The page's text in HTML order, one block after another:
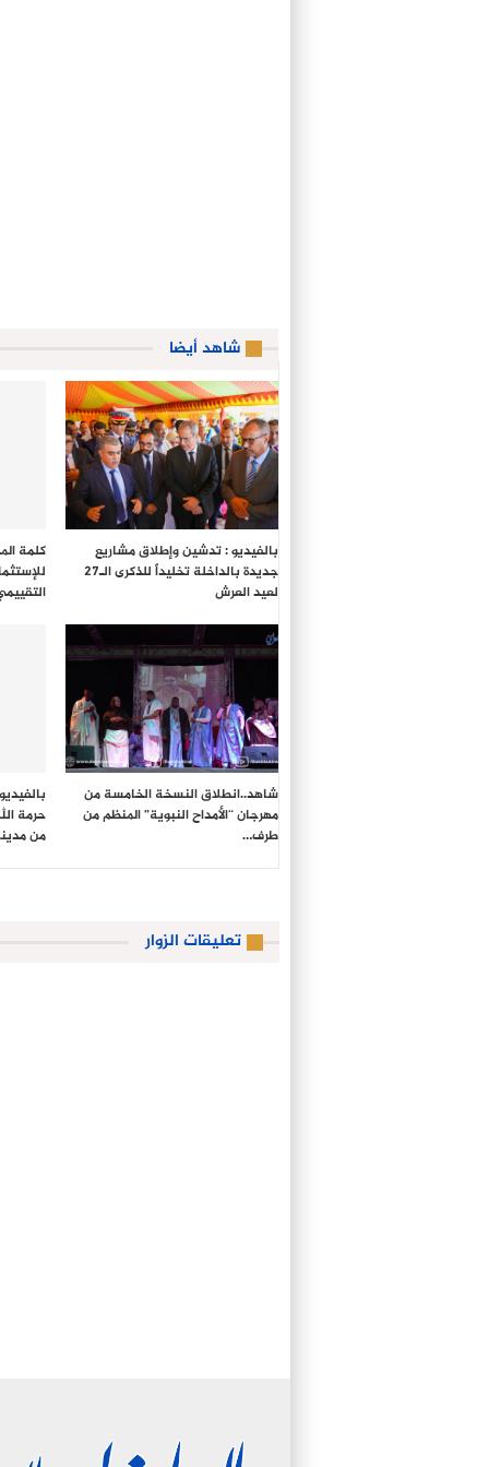
شاهد أيضا
بالفيديو : تدشين وإطلاق مشاريع
جديدة بالداخلة تخليداً للذكرى الـ27
لعيد العرش
كلمة
شاهد..انطلاق النسخة الخامسة من
مهرجان “الأمداح النبوية” المنظم من
طرف…
حرمة
من
تعليقات الزوار